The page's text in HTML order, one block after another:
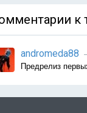
к
andromeda88
Предрелиз